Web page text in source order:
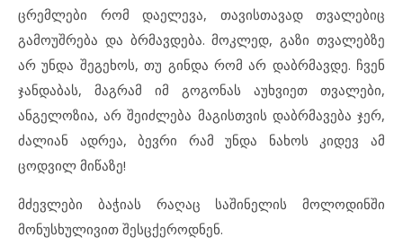
ცრემლები რომ დაელევა, თავისთავად თვალებიც
გამოუშრება და ბრმავდება. მოკლედ, გაზი თვალებზე
არ უნდა შეგეხოს, თუ გინდა რომ არ დაბრმავდე. ჩვენ
ჯანდაბას, მაგრამ იმ გოგონას აუხვიეთ თვალები,
ანგელოზია, არ შეიძლება მაგისთვის დაბრმავება ჯერ,
ძალიან ადრეა, ბევრი რამ უნდა ნახოს კიდევ ამ
ცოდვილ მიწაზე!
მძევლები ბაჭიას რაღაც საშინელის მოლოდინში
მონუსხულივით შესცქეროდნენ.